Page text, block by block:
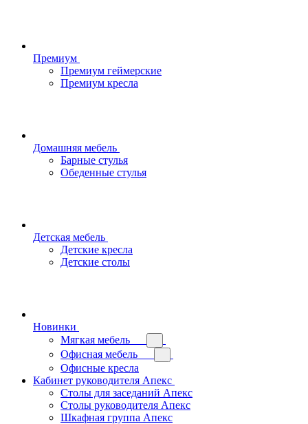
Премиум
Премиум геймерские
Премиум кресла
Домашняя мебель
Барные стулья
Обеденные стулья
Детская мебель
Детские кресла
Детские столы
Новинки
Мягкая мебель
Офисная мебель
Офисные кресла
Кабинет руководителя Апекс
Столы для заседаний Апекс
Столы руководителя Апекс
Шкафная группа Апекс